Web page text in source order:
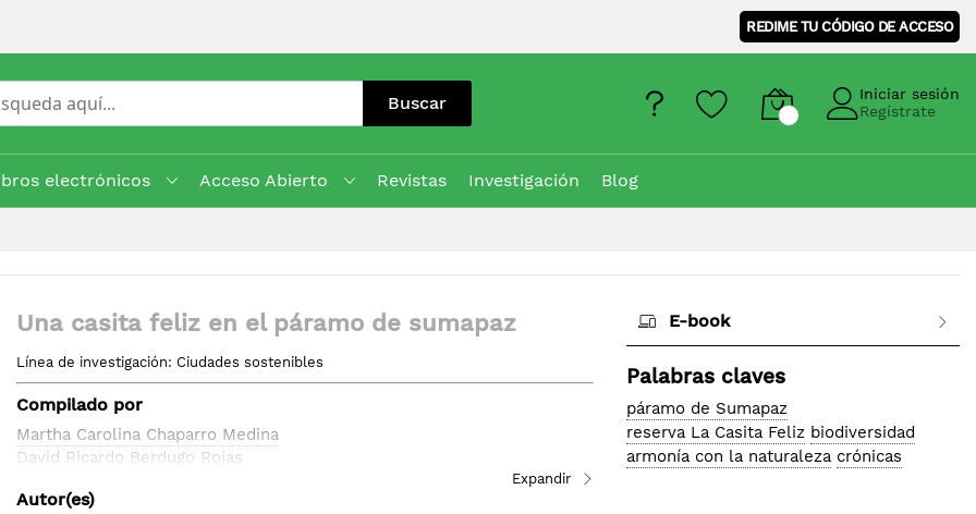
REDIME TU CÓDIGO DE ACCESO
Buscar
Iniciar sesión
Regístrate
electrónicos Acceso Abierto Revistas Investigación
Blog
Una casita feliz en el páramo de sumapaz
Línea de investigación: Ciudades sostenibles
Compilado por
Martha Carolina Chaparro Medina
David Ricardo Berdugo Rojas
Autor(es)
E-book
Palabras claves
páramo de Sumapaz
reserva La Casita Feliz biodiversidad
armonía con la naturaleza crónicas